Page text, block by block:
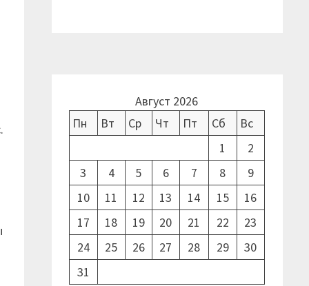
Август 2026
Пн
Вт Ср Чт Пт Сб
Вс
1
2
3
4 5 6 7 8
9
10
11 12 13 14 15
16
17
18 19 20 21 22
23
24
25 26 27 28 29
30
31